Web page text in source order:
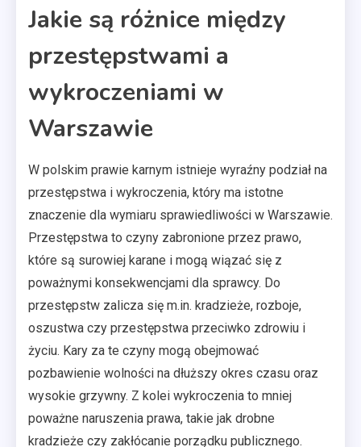
Jakie są różnice między
przestępstwami a
wykroczeniami w
Warszawie
W polskim prawie karnym istnieje wyraźny podział na
przestępstwa i wykroczenia, który ma istotne
znaczenie dla wymiaru sprawiedliwości w Warszawie.
Przestępstwa to czyny zabronione przez prawo,
które są surowiej karane i mogą wiązać się z
poważnymi konsekwencjami dla sprawcy. Do
przestępstw zalicza się m.in. kradzieże, rozboje,
oszustwa czy przestępstwa przeciwko zdrowiu i
życiu. Kary za te czyny mogą obejmować
pozbawienie wolności na dłuższy okres czasu oraz
wysokie grzywny. Z kolei wykroczenia to mniej
poważne naruszenia prawa, takie jak drobne
kradzieże czy zakłócanie porządku publicznego.